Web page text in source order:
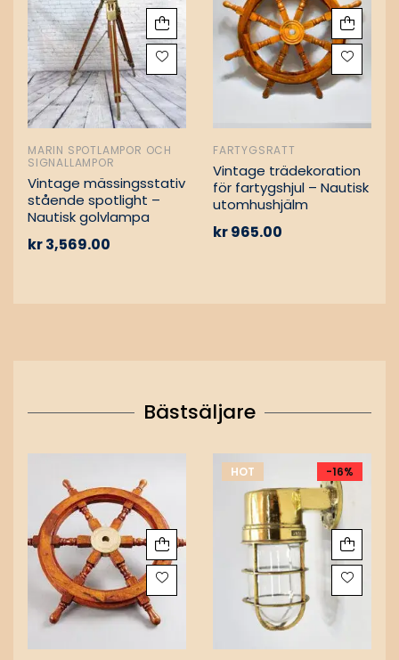
MARIN SPOTLAMPOR OCH
SIGNALLAMPOR
Vintage mässingsstativ
stående spotlight –
Nautisk golvlampa
kr3,569.00
FARTYGSRATT
Vintage trädekoration
för fartygshjul – Nautisk
utomhushjälm
kr965.00
Bästsäljare
HOT -16%